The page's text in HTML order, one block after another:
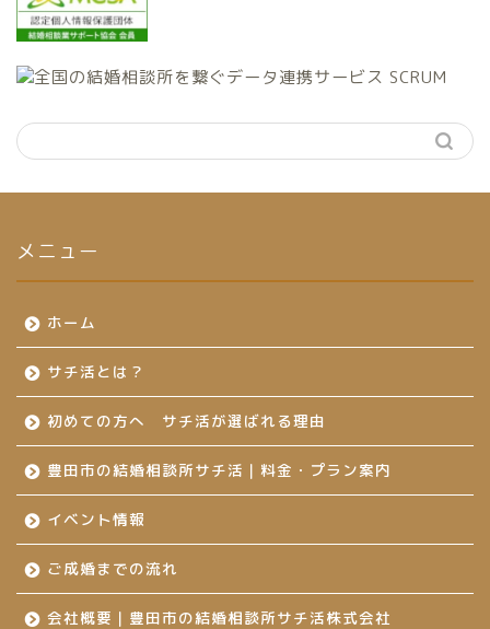
メニュー
ホーム
サチ活とは？
初めての方へ サチ活が選ばれる理由
豊田市の結婚相談所サチ活｜料金・プラン案内
イベント情報
ご成婚までの流れ
会社概要｜豊田市の結婚相談所サチ活株式会社